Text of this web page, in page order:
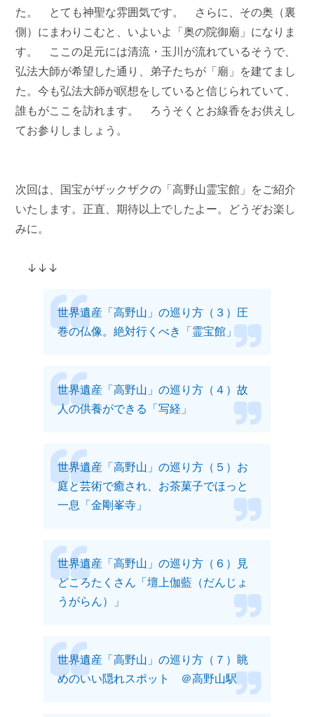
た。 とても神聖な雰囲気です。 さらに、その奥（裏
側）にまわりこむと、いよいよ「奥の院御廟」になりま
す。 ここの足元には清流・玉川が流れているそうで、
弘法大師が希望した通り、弟子たちが「廟」を建てまし
た。今も弘法大師が瞑想をしていると信じられていて、
誰もがここを訪れます。 ろうそくとお線香をお供えし
てお参りしましょう。
次回は、国宝がザックザクの「高野山霊宝館」をご紹介
いたします。正直、期待以上でしたよー。どうぞお楽し
みに。
↓↓↓
世界遺産「高野山」の巡り方（３）圧
巻の仏像。絶対行くべき「霊宝館」
世界遺産「高野山」の巡り方（４）故
人の供養ができる「写経」
世界遺産「高野山」の巡り方（５）お
庭と芸術で癒され、お茶菓子でほっと
一息「金剛峯寺」
世界遺産「高野山」の巡り方（６）見
どころたくさん「壇上伽藍（だんじょ
うがらん）」
世界遺産「高野山」の巡り方（７）眺
めのいい隠れスポット ＠高野山駅